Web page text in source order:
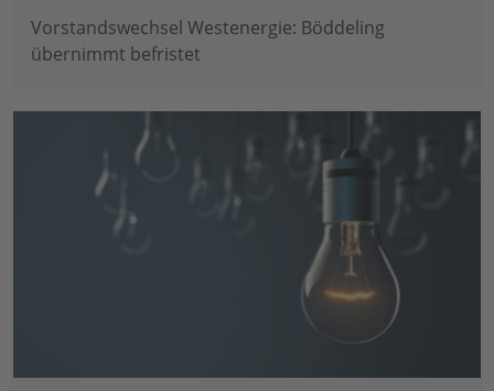
Vorstandswechsel Westenergie: Böddeling
übernimmt befristet